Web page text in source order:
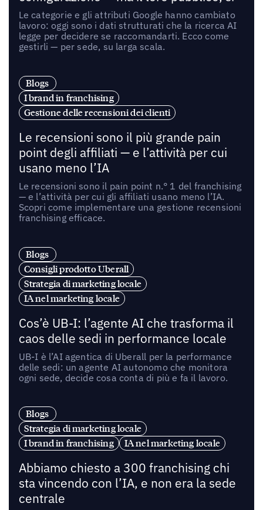
Le categorie e gli attributi Google hanno cambiato
lavoro: oggi sono i dati strutturati che la ricerca AI
legge per decidere se raccomandarti. Ecco come
gestirli — per sede, su larga scala.
Blogs
I brand in franchising
Gestione delle recensioni dei clienti
Le recensioni sono il più grande pain
point degli affiliati — e l’attività per cui
usano meno l’IA
Le recensioni sono il pain point n.° 1 del franchising
— e l’attività per cui gli affiliati usano meno l’IA.
Scopri come implementare una gestione recensioni
franchising efficace.
Blogs
Consigli prodotto Uberall
Strategia di marketing locale
IA nel marketing locale
Cos’è UB-I: l’agente AI che trasforma il
caos delle sedi in performance locale
UB-I è l’AI agentica di Uberall per la performance
delle sedi: un agente AI autonomo che monitora
ogni sede, decide cosa conta di più e fa il lavoro.
Blogs
Strategia di marketing locale
I brand in franchising
IA nel marketing locale
Abbiamo chiesto a 300 franchising chi
sta vincendo con l’IA, e non era la sede
centrale